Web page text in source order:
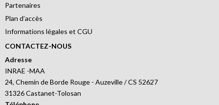
Partenaires
Plan d’accès
Informations légales et CGU
CONTACTEZ-NOUS
Adresse
INRAE -MAA
24, Chemin de Borde Rouge - Auzeville / CS 52627
31326 Castanet-Tolosan